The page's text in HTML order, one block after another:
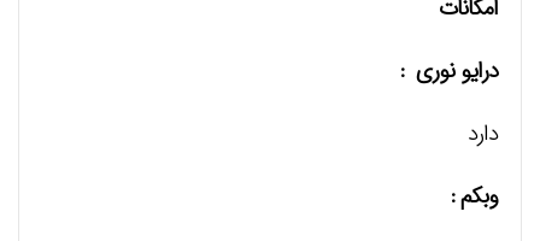
امکانات
درایو نوری :
دارد
وبکم :